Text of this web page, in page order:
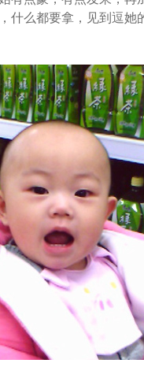
什么都要拿，见到逗